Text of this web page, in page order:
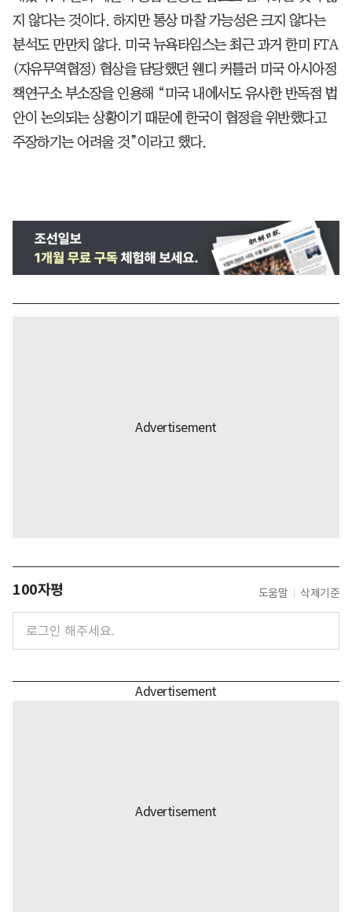
지 않다는 것이다. 하지만 통상 마찰 가능성은 크지 않다는
분석도 만만치 않다. 미국 뉴욕타임스는 최근 과거 한미 FTA
(자유무역협정) 협상을 담당했던 웬디 커틀러 미국 아시아정
책연구소 부소장을 인용해 “미국 내에서도 유사한 반독점 법
안이 논의되는 상황이기 때문에 한국이 협정을 위반했다고
주장하기는 어려울 것”이라고 했다.
100자평 도움말 삭제기준